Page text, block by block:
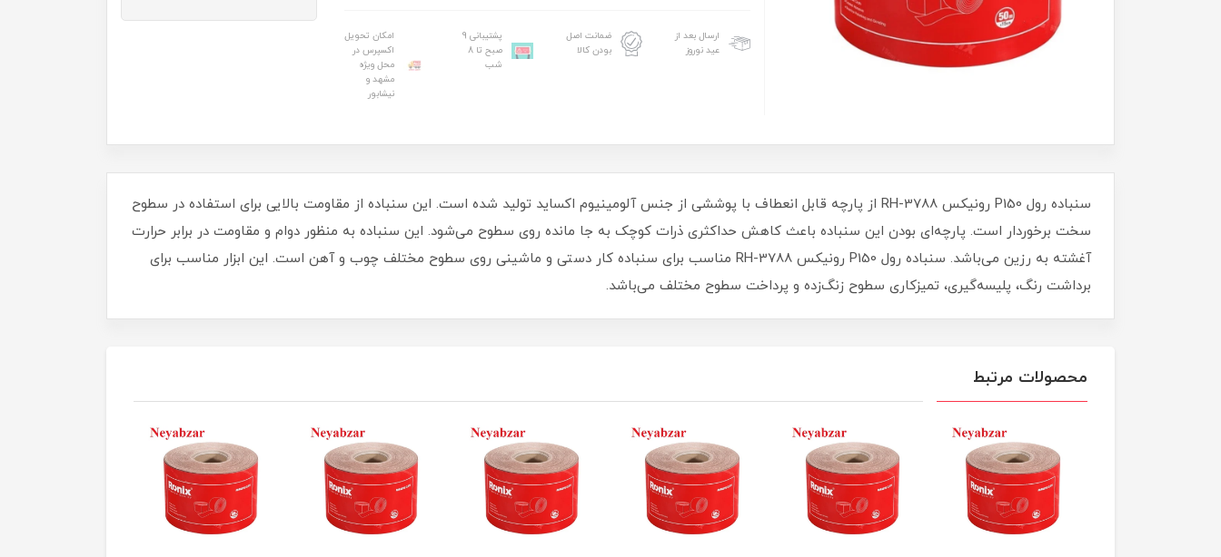
ارسال بعد از
عید نوروز
ضمانت اصل
بودن کالا
پشتیبانی 9
صبح تا 8
شب
امکان تحویل
اکسپرس در
محل ویژه
مشهد و
نیشابور
سنباده رول P150 رونیکس RH-3788 از پارچه قابل انعطاف با پوششی از جنس آلومینیوم اکساید تولید شده است. این سنباده از مقاومت بالایی برای استفاده در سطوح
سخت برخوردار است. پارچه‌ای بودن این سنباده باعث کاهش حداکثری ذرات کوچک به جا مانده روی سطوح می‌شود. این سنباده به منظور دوام و مقاومت در برابر حرارت
آغشته به رزین می‌باشد. سنباده رول P150 رونیکس RH-3788 مناسب برای سنباده کار دستی و ماشینی روی سطوح مختلف چوب و آهن است. این ابزار مناسب برای
برداشت رنگ، پلیسه‌گیری، تمیزکاری سطوح زنگ‌زده و پرداخت سطوح مختلف می‌باشد.
محصولات مرتبط